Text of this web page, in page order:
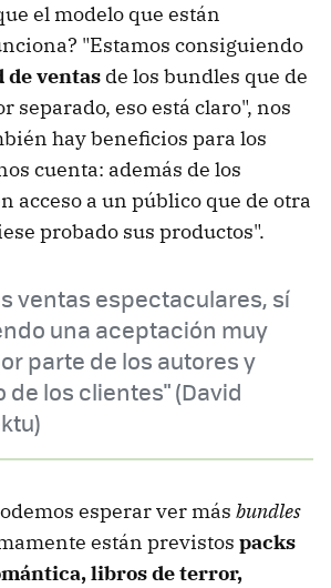
el modelo que están
"Estamos consiguiendo
de ventas de los bundles que de
separado, eso está claro", nos
hay beneficios para los
cuenta: además de los
acceso a un público que de otra
probado sus productos".
ventas espectaculares, sí
una aceptación muy
parte de los autores y
los clientes" (David
esperar ver más bundles
están previstos packs
libros de terror,